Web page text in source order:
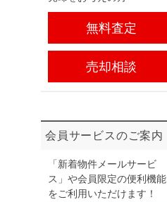
無料査定
売却相談
会員サービスのご案内
「新着物件メールサービ
ス」や会員限定の便利機能
をご利用いただけます！